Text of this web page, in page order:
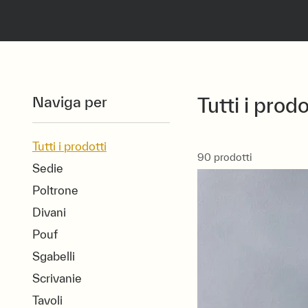
Naviga per
Tutti i prodotti
Sedie
Poltrone
Divani
Pouf
Sgabelli
Scrivanie
Tavoli
Tutti i
90 prodotti